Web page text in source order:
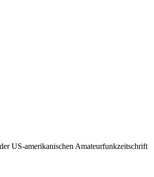
US-amerikanischen Amateurfunkzeitschrift